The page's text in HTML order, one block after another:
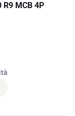
R9 MCB 4P